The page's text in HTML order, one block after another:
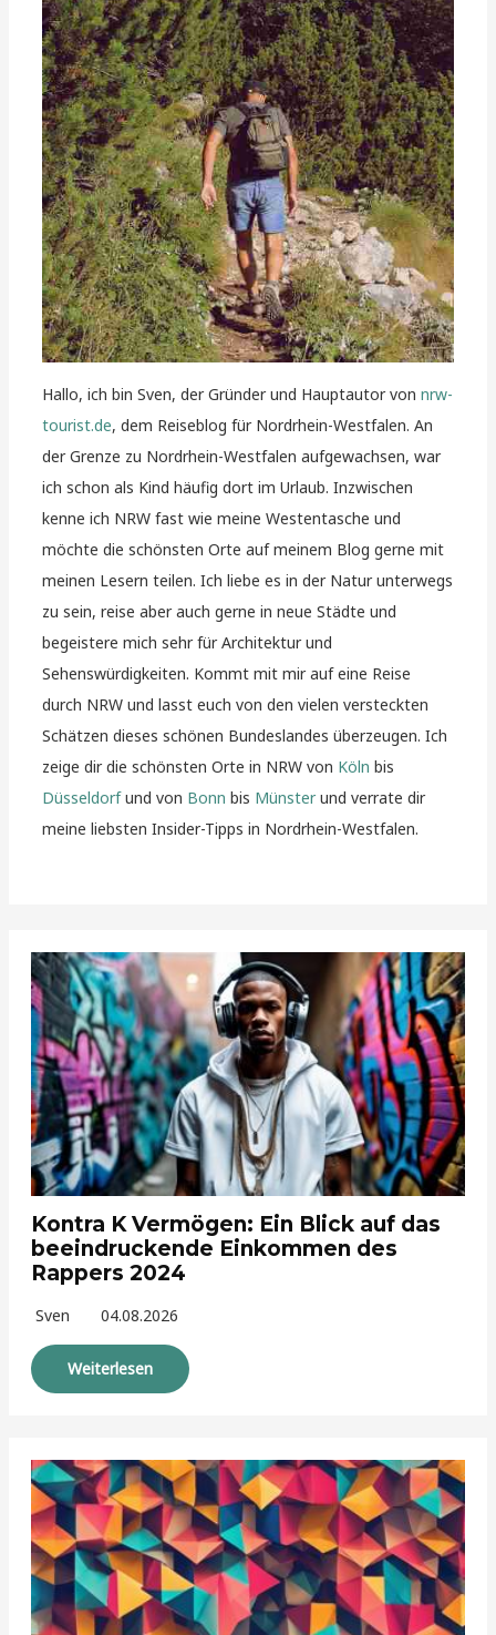
Hallo, ich bin Sven, der Gründer und Hauptautor vonnrw-
tourist.de, dem Reiseblog für Nordrhein-Westfalen. An
der Grenze zu Nordrhein-Westfalen aufgewachsen, war
ich schon als Kind häufig dort im Urlaub. Inzwischen
kenne ich NRW fast wie meine Westentasche und
möchte die schönsten Orte auf meinem Blog gerne mit
meinen Lesern teilen. Ich liebe es in der Natur unterwegs
zu sein, reise aber auch gerne in neue Städte und
begeistere mich sehr für Architektur und
Sehenswürdigkeiten. Kommt mit mir auf eine Reise
durch NRW und lasst euch von den vielen versteckten
Schätzen dieses schönen Bundeslandes überzeugen. Ich
zeige dir die schönsten Orte in NRW von Köln bis
Düsseldorfund von Bonn bis Münsterund verrate dir
meine liebsten Insider-Tipps in Nordrhein-Westfalen.
Kontra K Vermögen: Ein Blick auf das
beeindruckende Einkommen des
Rappers 2024
Sven 04.08.2026
Weiterlesen